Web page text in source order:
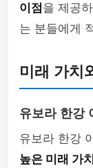
이점을 제공
는 분들에게
미래 가치
유보라 한강
유보라 한강
높은 미래 가치